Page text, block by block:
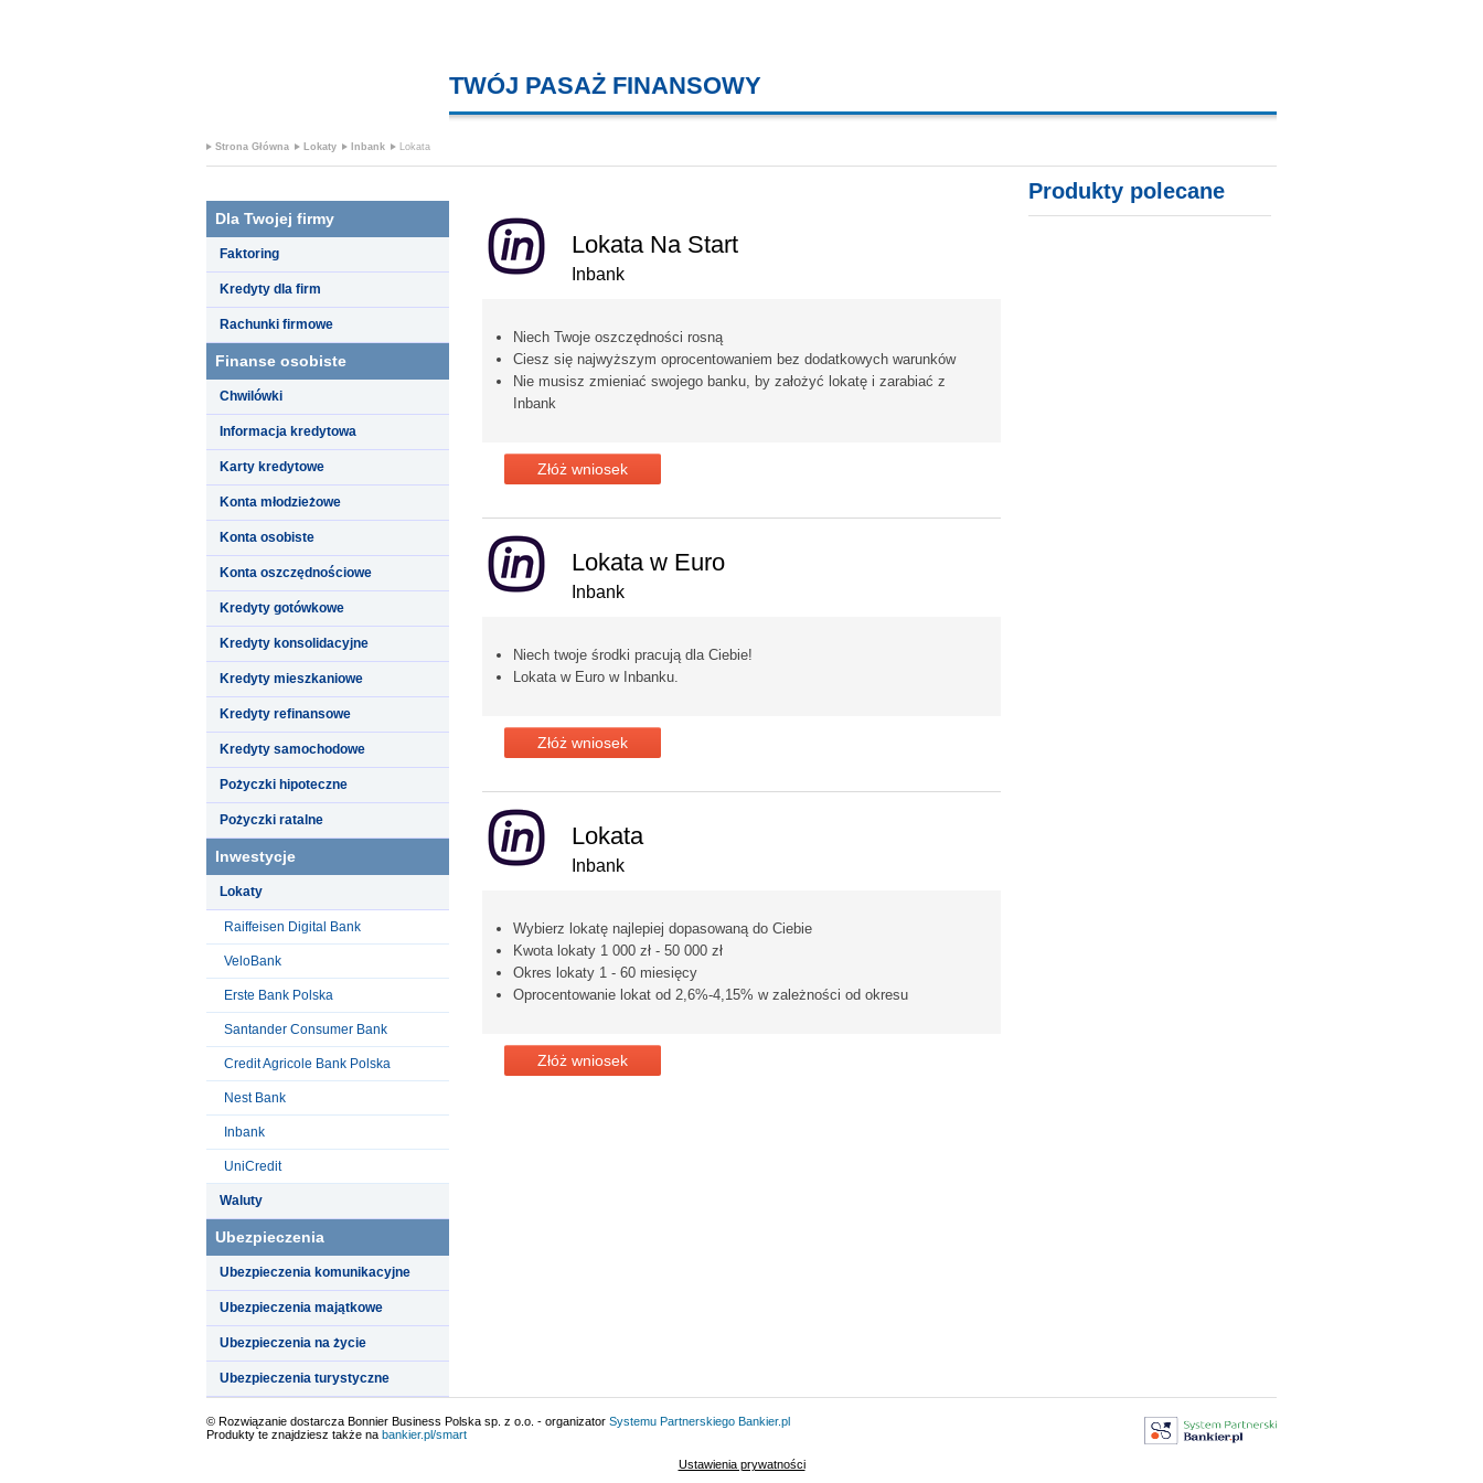
TWÓJ PASAŻ FINANSOWY
Strona Główna Lokaty Inbank Lokata
Dla Twojej firmy
Faktoring
Kredyty dla firm
Rachunki firmowe
Finanse osobiste
Chwilówki
Informacja kredytowa
Karty kredytowe
Konta młodzieżowe
Konta osobiste
Konta oszczędnościowe
Kredyty gotówkowe
Kredyty konsolidacyjne
Kredyty mieszkaniowe
Kredyty refinansowe
Kredyty samochodowe
Pożyczki hipoteczne
Pożyczki ratalne
Inwestycje
Lokaty
Raiffeisen Digital Bank
VeloBank
Erste Bank Polska
Santander Consumer Bank
Credit Agricole Bank Polska
Nest Bank
Inbank
UniCredit
Waluty
Ubezpieczenia
Ubezpieczenia komunikacyjne
Ubezpieczenia majątkowe
Ubezpieczenia na życie
Ubezpieczenia turystyczne
Lokata Na Start
Inbank
Niech Twoje oszczędności rosną
Ciesz się najwyższym oprocentowaniem bez dodatkowych warunków
Nie musisz zmieniać swojego banku, by założyć lokatę i zarabiać z
Inbank
Złóż wniosek
Lokata w Euro
Inbank
Niech twoje środki pracują dla Ciebie!
Lokata w Euro w Inbanku.
Złóż wniosek
Lokata
Inbank
Wybierz lokatę najlepiej dopasowaną do Ciebie
Kwota lokaty 1 000 zł - 50 000 zł
Okres lokaty 1 - 60 miesięcy
Oprocentowanie lokat od 2,6%-4,15% w zależności od okresu
Złóż wniosek
Produkty polecane
© Rozwiązanie dostarcza Bonnier Business Polska sp. z o.o. - organizator Systemu Partnerskiego Bankier.pl
Produkty te znajdziesz także na bankier.pl/smart
Ustawienia prywatności